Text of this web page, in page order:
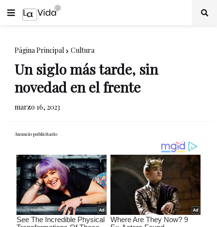
Página Principal Cultura
Un siglo más tarde, sin
novedad en el frente
marzo 16, 2023
Anuncio publicitario